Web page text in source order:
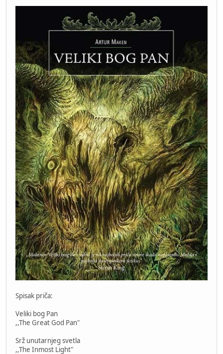
Spisak priča:
Veliki bog Pan
,,The Great God Pan"
Srž unutarnjeg svetla
,,The Inmost Light"